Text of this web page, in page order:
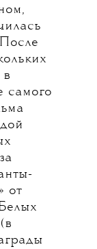
в
самого
от